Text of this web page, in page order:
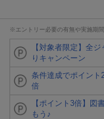
※エントリー必要の有無や実施期
【対象者限定】全
りキャンペーン
条件達成でポイント
倍
【ポイント3倍】図
もう♪